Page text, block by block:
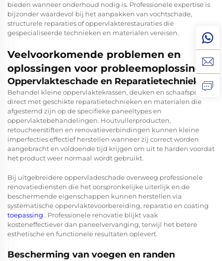
bieden wanneer onderhoud nodig is. Professionele expertise is
bijzonder waardevol bij het aanpakken van vochtschade,
structurele reparaties of oppervlakterestauraties die
gespecialiseerde technieken en materialen vereisen.
Veelvoorkomende problemen en
oplossingen voor probleemoplossing
Oppervlakteschade en Reparatietechnieken
Behandel kleine oppervlaktekrassen, deuken en schaafsporen
direct met geschikte reparatietechnieken en materialen die
afgestemd zijn op de specifieke paneeltypes en
oppervlaktebehandelingen. Houtvullerproducten,
retoucheerstiften en renovatieverbindingen kunnen kleine
imperfecties effectief herstellen wanneer zij correct worden
aangebracht en voldoende tijd krijgen om uit te harden voordat
het product weer normaal wordt gebruikt.
Bij uitgebreidere oppervladeschade overweeg professionele
renovatiediensten die het oorspronkelijke uiterlijk en de
beschermende eigenschappen kunnen herstellen via
systematische oppervlaktevoorbereiding, reparatie en coating
toepassing . Professionele renovatie blijkt vaak
kosteneffectiever dan paneelvervanging, terwijl het betere
esthetische en functionele resultaten oplevert.
Bescherming van voegen en randen